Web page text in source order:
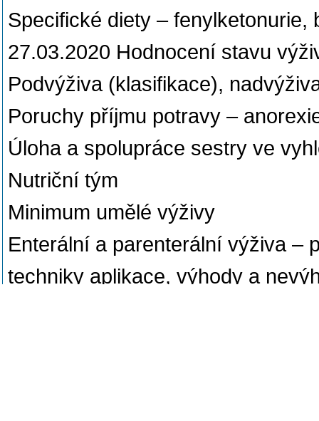
Specifické diety – fenylketonurie,
27.03.2020 Hodnocení stavu
Podvýživa (klasifikace),
Poruchy příjmu potravy –
Úloha a spolupráce sestry ve
Nutriční tým
Minimum umělé výživy
Enterální a parenterální výživa –
techniky aplikace, výhody a